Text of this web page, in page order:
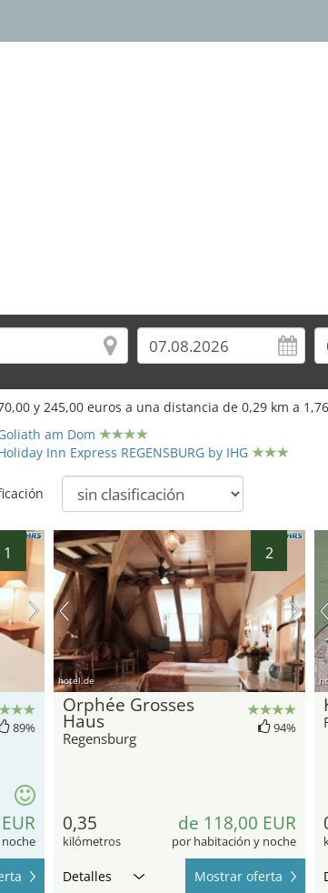
y 245,00 euros a una distancia de 0,29 km a
am Dom
Inn Express REGENSBURG by IHG
1
89%
2
hotel.de
Orphée Grosses
Haus
Regensburg
94%
0,35
kilómetros
de 118,00 EUR
por habitación y noche
Detalles Mostrar oferta